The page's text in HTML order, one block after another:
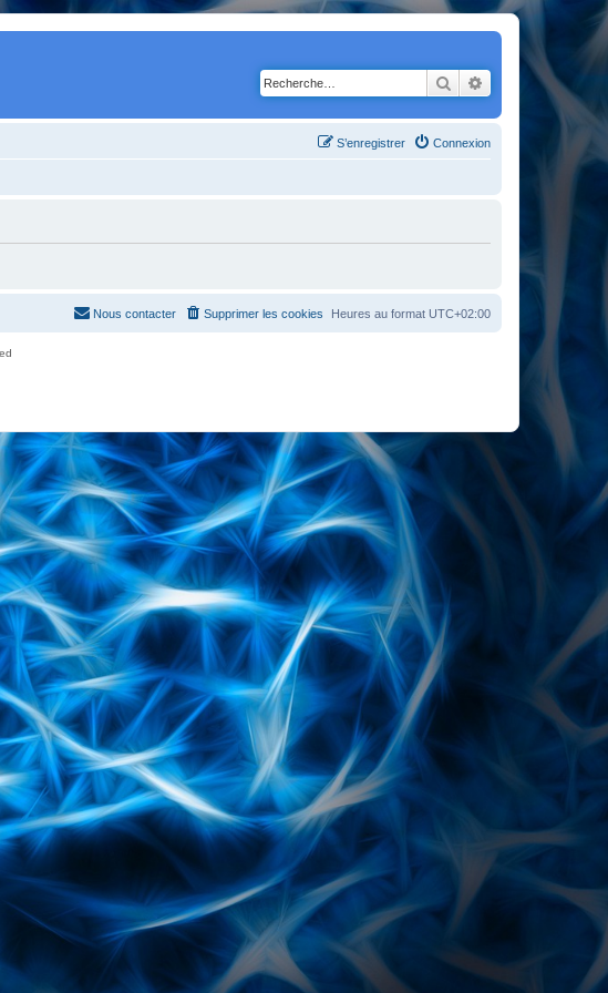
RechercherRecherche
Connexion
S’enregistrer
Heures au format UTC+02:00
Supprimer les cookies
Nous contacter